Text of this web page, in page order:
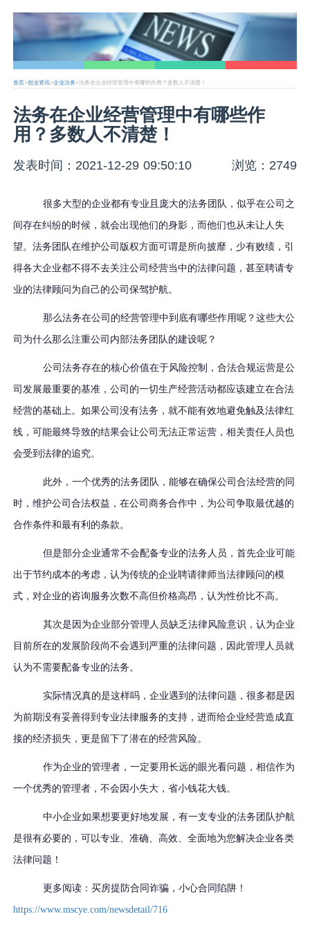
首页>创业资讯>企业法务>法务在企业经营管理中有哪些作用？多数人不清楚！
法务在企业经营管理中有哪些作
用？多数人不清楚！
发表时间：2021-12-29 09:50:10 浏览：2749
很多大型的企业都有专业且庞大的法务团队，似乎在公司之
间存在纠纷的时候，就会出现他们的身影，而他们也从未让人失
望。法务团队在维护公司版权方面可谓是所向披靡，少有败绩，引
得各大企业都不得不去关注公司经营当中的法律问题，甚至聘请专
业的法律顾问为自己的公司保驾护航。
那么法务在公司的经营管理中到底有哪些作用呢？这些大公
司为什么那么注重公司内部法务团队的建设呢？
公司法务存在的核心价值在于风险控制，合法合规运营是公
司发展最重要的基准，公司的一切生产经营活动都应该建立在合法
经营的基础上。如果公司没有法务，就不能有效地避免触及法律红
线，可能最终导致的结果会让公司无法正常运营，相关责任人员也
会受到法律的追究。
此外，一个优秀的法务团队，能够在确保公司合法经营的同
时，维护公司合法权益，在公司商务合作中，为公司争取最优越的
合作条件和最有利的条款。
但是部分企业通常不会配备专业的法务人员，首先企业可能
出于节约成本的考虑，认为传统的企业聘请律师当法律顾问的模
式，对企业的咨询服务次数不高但价格高昂，认为性价比不高。
其次是因为企业部分管理人员缺乏法律风险意识，认为企业
目前所在的发展阶段尚不会遇到严重的法律问题，因此管理人员就
认为不需要配备专业的法务。
实际情况真的是这样吗 ，企业遇到的法律问题，很多都是因
为前期没有妥善得到专业法律服务的支持，进而给企业经营造成直
接的经济损失，更是留下了潜在的经营风险。
作为企业的管理者，一定要用长远的眼光看问题，相信作为
一个优秀的管理者，不会因小失大，省小钱花大钱。
中小企业如果想要更好地发展，有一支专业的法务团队护航
是很有必要的，可以专业、准确、高效、全面地为您解决企业各类
法律问题！
更多阅读：买房提防合同诈骗，小心合同陷阱！
https://www.mscye.com/newsdetail/716